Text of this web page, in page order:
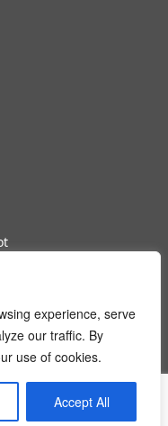
experience, serve
our traffic. By
use of cookies.
Accept All